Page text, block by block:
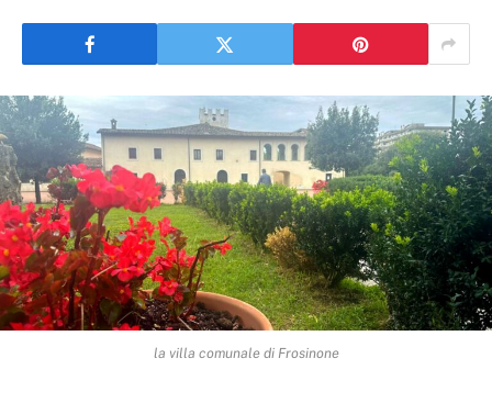
la villa comunale di Frosinone